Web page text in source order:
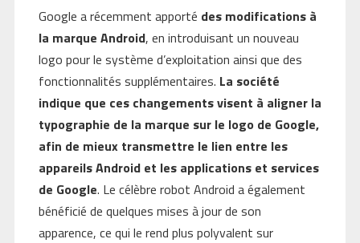
Google a récemment apporté des modifications à
la marque Android, en introduisant un nouveau
logo pour le système d’exploitation ainsi que des
fonctionnalités supplémentaires. La société
indique que ces changements visent à aligner la
typographie de la marque sur le logo de Google,
afin de mieux transmettre le lien entre les
appareils Android et les applications et services
de Google. Le célèbre robot Android a également
bénéficié de quelques mises à jour de son
apparence, ce qui le rend plus polyvalent sur